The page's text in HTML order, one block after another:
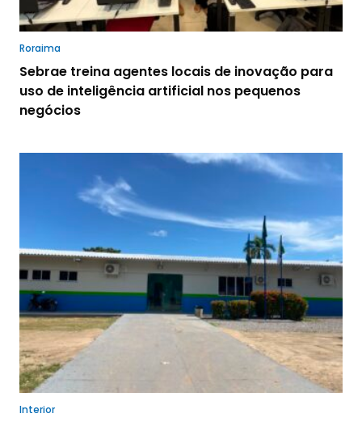
Roraima
Sebrae treina agentes locais de inovação para
uso de inteligência artificial nos pequenos
negócios
Interior